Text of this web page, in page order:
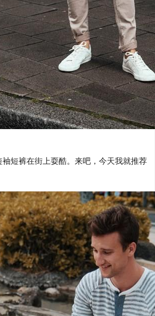
短裤在街上耍酷。来吧，今天我就推荐